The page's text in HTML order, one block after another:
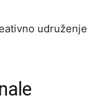
udruženje